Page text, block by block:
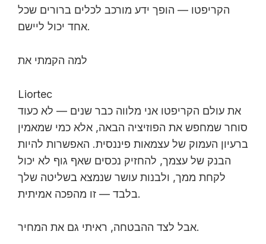
הקריפטו — הופך ידע מורכב לכלים ברורים שכל
אחד יכול ליישם.
למה הקמתי את
Liortec
את עולם הקריפטו אני מלווה כבר שנים — לא כעוד
סוחר שמחפש את הפוזיציה הבאה, אלא כמי שמאמין
ברעיון העמוק של עצמאות פיננסית. האפשרות להיות
הבנק של עצמך, להחזיק נכסים שאף גוף לא יכול
לקחת ממך, ולבנות עושר שנמצא בשליטה שלך
בלבד — זו מהפכה אמיתית.
אבל לצד ההבטחה, ראיתי גם את המחיר.